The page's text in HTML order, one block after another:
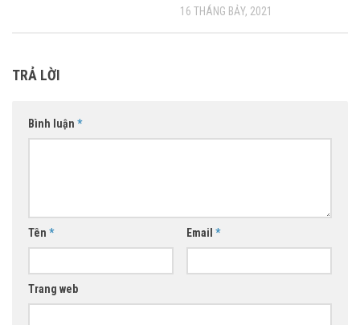
16 THÁNG BẢY, 2021
TRẢ LỜI
Bình luận *
Tên * Email *
Trang web